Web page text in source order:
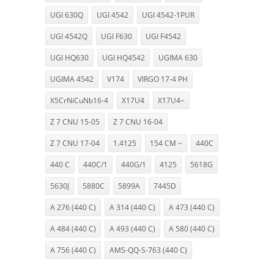
UGI 630Q UGI 4542 UGI 4542-1PUR
UGI 4542Q UGI F630 UGI F4542
UGI HQ630 UGI HQ4542 UGIMA 630
UGIMA 4542 V174 VIRGO 17-4 PH
X5CrNiCuNb16-4 X17U4 X17U4~
Z 7 CNU 15-05 Z 7 CNU 16-04
Z 7 CNU 17-04 1.4125 154 CM ~ 440C
440 C 440C/1 440G/1 4125 5618G
5630J 5880C 5899A 7445D
A 276 (440 C) A 314 (440 C) A 473 (440 C)
A 484 (440 C) A 493 (440 C) A 580 (440 C)
A 756 (440 C) AMS-QQ-S-763 (440 C)